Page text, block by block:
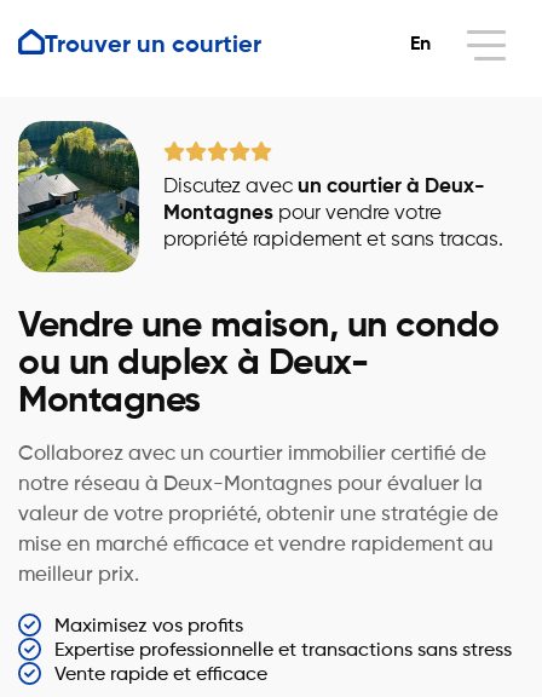
Trouver un courtier En
Discutez avec un courtier à Deux-
Montagnes pour vendre votre
propriété rapidement et sans tracas.
Vendre une maison, un condo
ou un duplex à Deux-
Montagnes
Collaborez avec un courtier immobilier certifié de
notre réseau à Deux-Montagnes pour évaluer la
valeur de votre propriété, obtenir une stratégie de
mise en marché efficace et vendre rapidement au
meilleur prix.
Maximisez vos profits
Expertise professionnelle et transactions sans stress
Vente rapide et efficace